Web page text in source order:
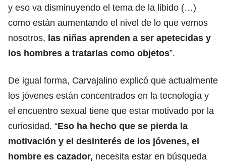
y eso va disminuyendo el tema de la libido (…)
como están aumentando el nivel de lo que vemos
nosotros, las niñas aprenden a ser apetecidas y
los hombres a tratarlas como objetos”.
De igual forma, Carvajalino explicó que actualmente
los jóvenes están concentrados en la tecnología y
el encuentro sexual tiene que estar motivado por la
curiosidad. “Eso ha hecho que se pierda la
motivación y el desinterés de los jóvenes, el
hombre es cazador, necesita estar en búsqueda